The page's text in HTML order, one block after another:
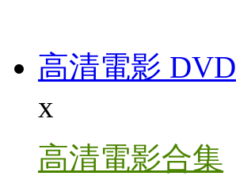
高清電影 DVD
x
高清電影合集